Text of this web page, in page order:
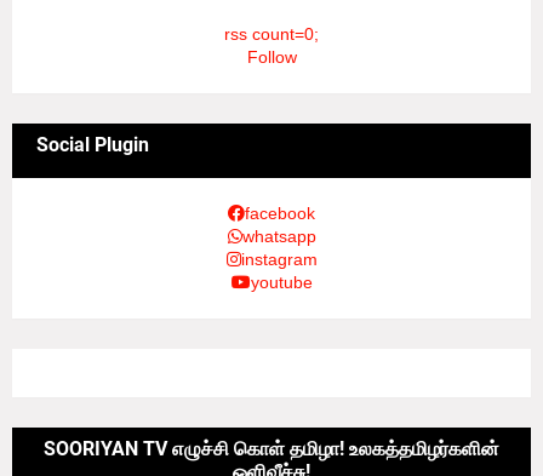
rss count=0;
Follow
Social Plugin
facebook
whatsapp
instagram
youtube
SOORIYAN TV எழுச்சி கொள் தமிழா! உலகத்தமிழர்களின்